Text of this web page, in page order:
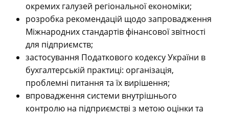
окремих галузей регіональної економіки;
розробка рекомендацій щодо запровадження
Міжнародних стандартів фінансової звітності
для підприємств;
застосування Податкового кодексу України в
бухгалтерській практиці: організація,
проблемні питання та їх вирішення;
впровадження системи внутрішнього
контролю на підприємстві з метою оцінки та